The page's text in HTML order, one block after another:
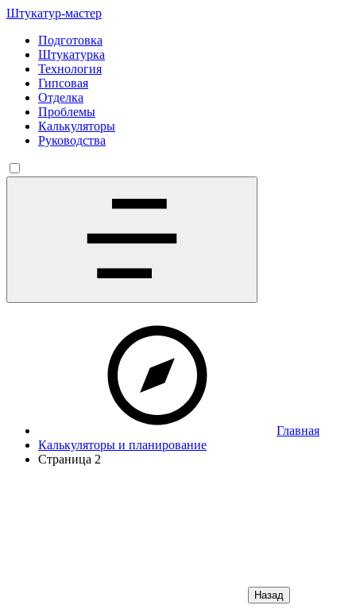
Штукатур-мастер
Подготовка
Штукатурка
Технология
Гипсовая
Отделка
Проблемы
Калькуляторы
Руководства
Главная
Калькуляторы и планирование
Страница 2
Назад